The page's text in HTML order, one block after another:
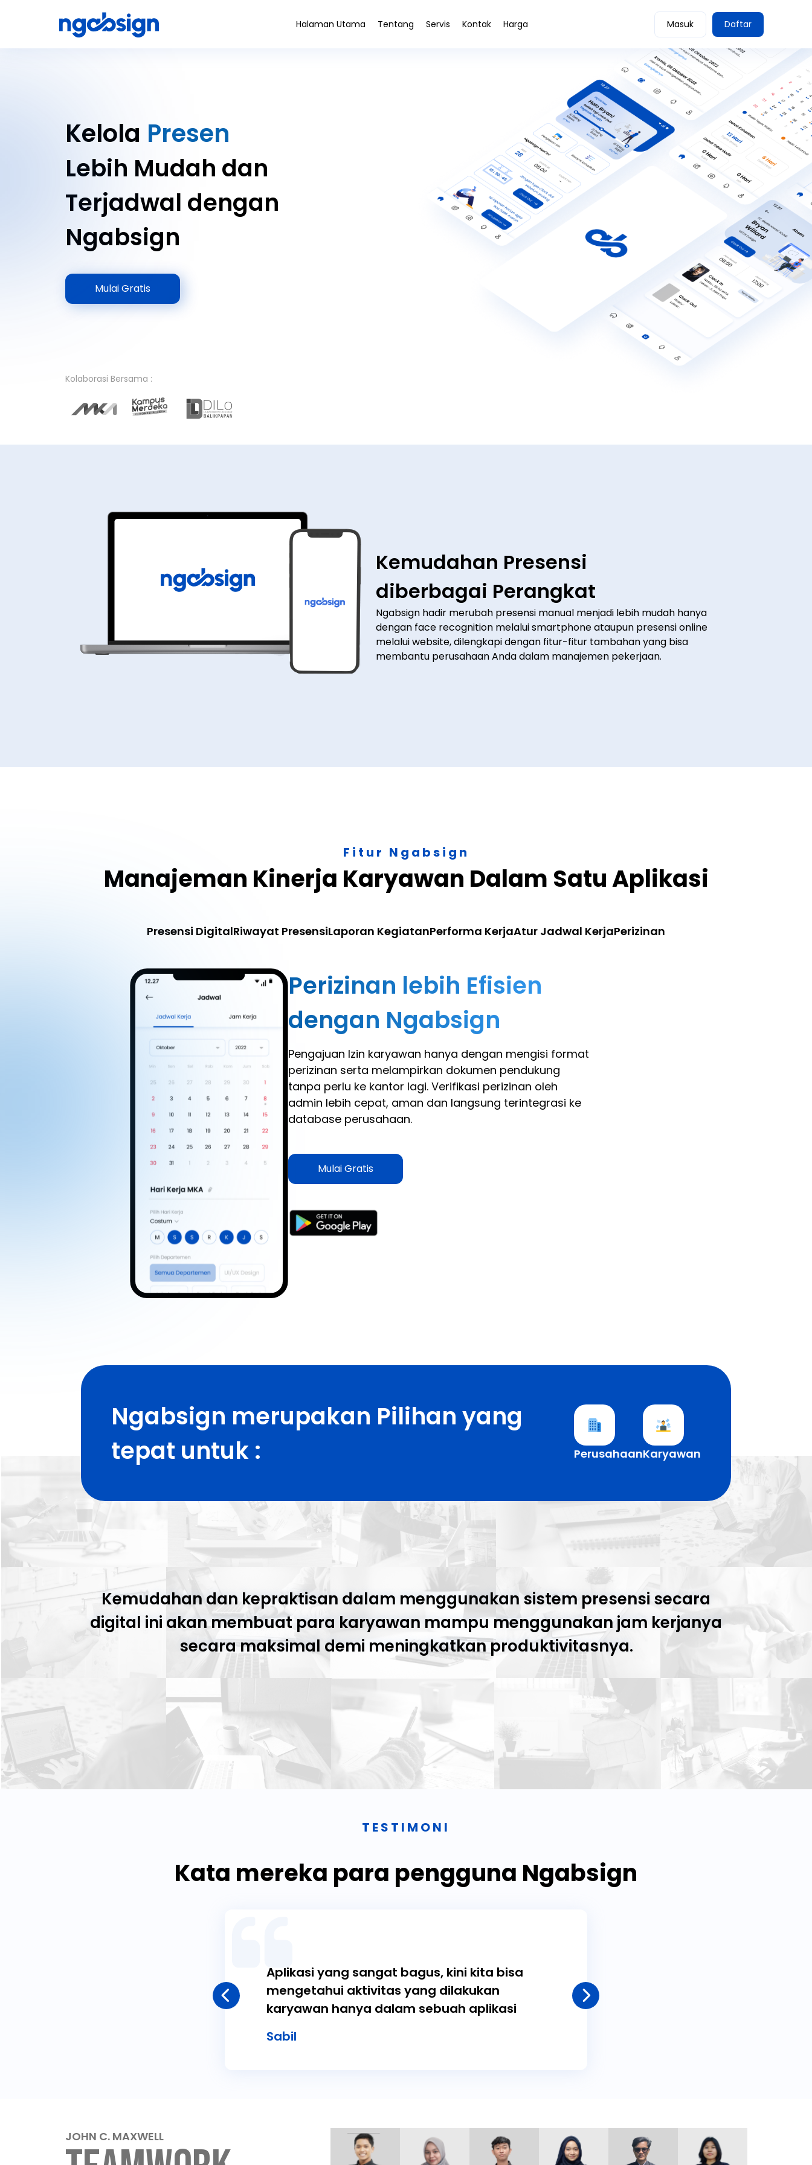
Halaman Utama Tentang Servis Kontak Harga Masuk Daftar
Kelola Presensi
Lebih Mudah dan
Terjadwal dengan
Ngabsign
Mulai Gratis
Kolaborasi Bersama :
Kemudahan Presensi
diberbagai Perangkat
Ngabsign hadir merubah presensi manual menjadi lebih mudah hanya
dengan face recognition melalui smartphone ataupun presensi online
melalui website, dilengkapi dengan fitur-fitur tambahan yang bisa
membantu perusahaan Anda dalam manajemen pekerjaan.
Fitur Ngabsign
Manajeman Kinerja Karyawan Dalam Satu Aplikasi
Presensi DigitalRiwayat PresensiLaporan KegiatanPerforma KerjaAtur Jadwal KerjaPerizinan
Perizinan lebih Efisien
dengan Ngabsign
Pengajuan Izin karyawan hanya dengan mengisi format
perizinan serta melampirkan dokumen pendukung
tanpa perlu ke kantor lagi. Verifikasi perizinan oleh
admin lebih cepat, aman dan langsung terintegrasi ke
database perusahaan.
Mulai Gratis
Ngabsign merupakan Pilihan yang
tepat untuk :
PerusahaanKaryawan
Kemudahan dan kepraktisan dalam menggunakan sistem presensi secara
digital ini akan membuat para karyawan mampu menggunakan jam kerjanya
secara maksimal demi meningkatkan produktivitasnya.
TESTIMONI
Kata mereka para pengguna Ngabsign
Aplikasi yang sangat bagus, kini kita bisa
mengetahui aktivitas yang dilakukan
karyawan hanya dalam sebuah aplikasi
Sabil
JOHN C. MAXWELL